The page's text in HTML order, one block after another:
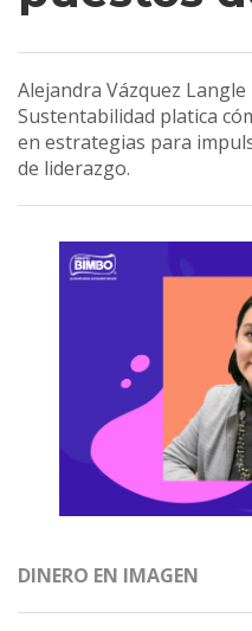
Alejandra Vázquez
Sustentabilidad platica
en estrategias para
de liderazgo.
DINERO EN IMAGEN